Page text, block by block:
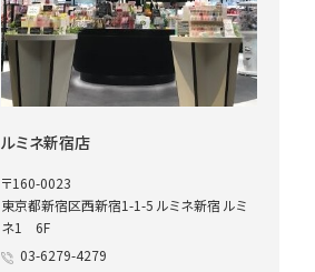
ルミネ新宿店
〒160-0023
東京都新宿区西新宿1-1-5 ルミネ新宿 ルミ
ネ1 6F
03-6279-4279